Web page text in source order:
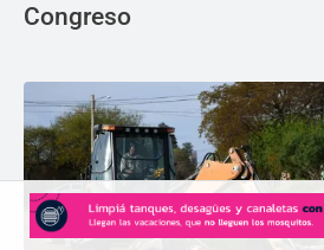
Congreso